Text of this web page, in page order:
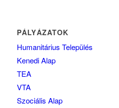
PÁLYÁZATOK
Humanitárius Település
Kenedi Alap
TEA
VTA
Szociális Alap